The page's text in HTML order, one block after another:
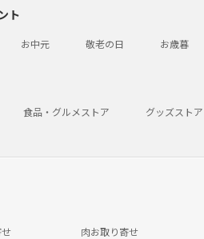
ト
お中元 敬老の日 お歳暮
食品・グルメストア グッズストア
肉お取り寄せ